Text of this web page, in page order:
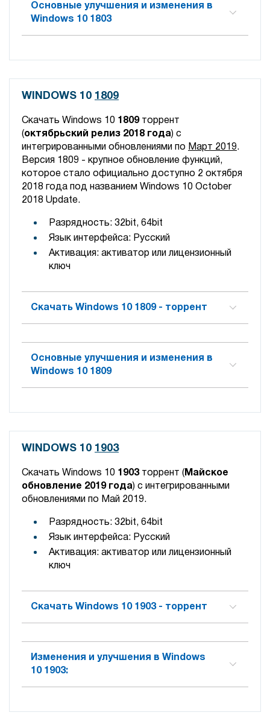
Основные улучшения и изменения в
Windows 10 1803
WINDOWS 10 1809
Скачать Windows 10 1809торрент
(октябрьский релиз 2018 года) с
интегрированными обновлениями по Март 2019.
Версия 1809 - крупное обновление функций,
которое стало официально доступно 2 октября
2018 года под названием Windows 10 October
2018 Update.
Разрядность: 32bit, 64bit
Язык интерфейса: Русский
Активация: активатор или лицензионный
ключ
Скачать Windows 10 1809 - торрент
Основные улучшения и изменения в
Windows 10 1809
WINDOWS 10 1903
Скачать Windows 10 1903торрент ( Майское
обновление 2019 года) с интегрированными
обновлениями по Май 2019.
Разрядность: 32bit, 64bit
Язык интерфейса: Русский
Активация: активатор или лицензионный
ключ
Скачать Windows 10 1903 - торрент
Изменения и улучшения в Windows
10 1903: